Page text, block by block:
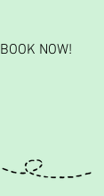
BOOK NOW!